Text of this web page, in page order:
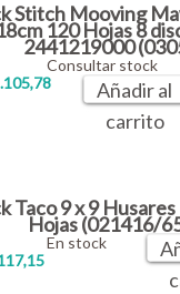
Stitch Mooving
120 Hojas 8
2441219000
Consultar stock
Añadir al
carrito
Taco 9 x 9
Hojas (021416/
En stock